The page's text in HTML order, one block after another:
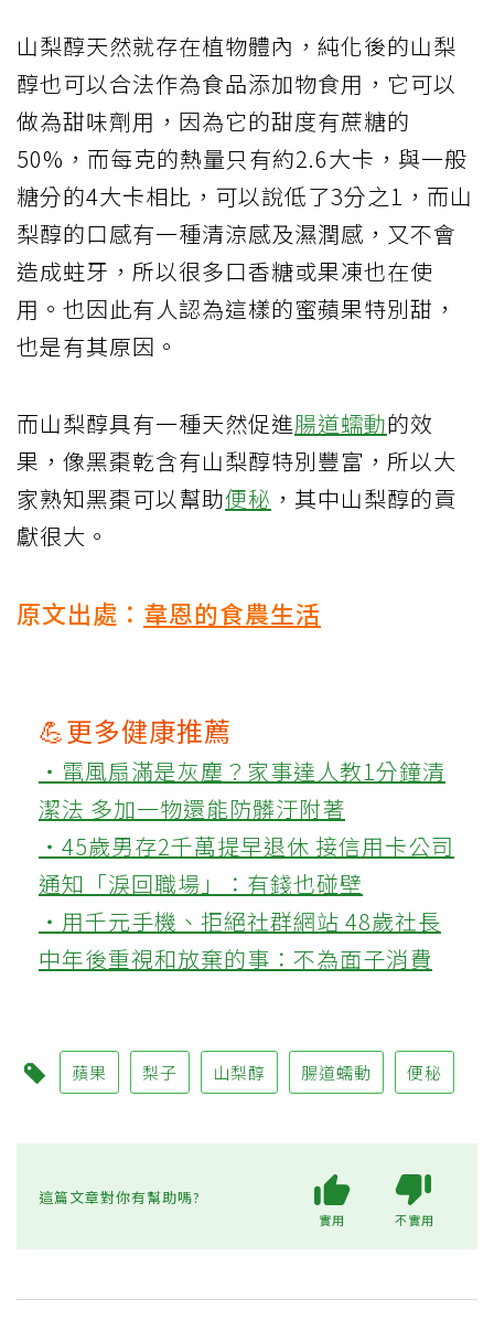
山梨醇天然就存在植物體內，純化後的山梨
醇也可以合法作為食品添加物食用，它可以
做為甜味劑用，因為它的甜度有蔗糖的
50%，而每克的熱量只有約2.6大卡，與一般
糖分的4大卡相比，可以說低了3分之1，而山
梨醇的口感有一種清涼感及濕潤感，又不會
造成蛀牙，所以很多口香糖或果凍也在使
用。也因此有人認為這樣的蜜蘋果特別甜，
也是有其原因。
而山梨醇具有一種天然促進腸道蠕動的效
果，像黑棗乾含有山梨醇特別豐富，所以大
家熟知黑棗可以幫助便秘 ，其中山梨醇的貢
獻很大。
原文出處： 韋恩的食農生活
💪更多健康推薦
‧電風扇滿是灰塵？家事達人教1分鐘清
潔法 多加一物還能防髒汙附著
‧45歲男存2千萬提早退休 接信用卡公司
通知「淚回職場」：有錢也碰壁
‧用千元手機、拒絕社群網站 48歲社長
中年後重視和放棄的事：不為面子消費
蘋果 梨子 山梨醇 腸道蠕動 便秘
這篇文章對你有幫助嗎?
實用 不實用